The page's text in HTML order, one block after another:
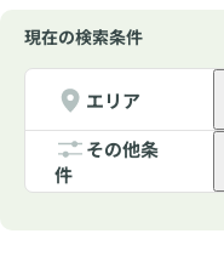
現在の検索条件
エリア
その他条
件